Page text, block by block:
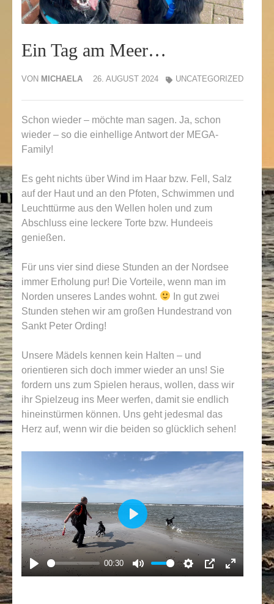
Ein Tag am Meer…
VON MICHAELA 26. AUGUST 2024 UNCATEGORIZED
Schon wieder – möchte man sagen. Ja, schon
wieder – so die einhellige Antwort der MEGA-
Family!
Es geht nichts über Wind im Haar bzw. Fell, Salz
auf der Haut und an den Pfoten, Schwimmen und
Leuchttürme aus den Wellen holen und zum
Abschluss eine leckere Torte bzw. Hundeeis
genießen.
Für uns vier sind diese Stunden an der Nordsee
immer Erholung pur! Die Vorteile, wenn man im
Norden unseres Landes wohnt.
In gut zwei
Stunden stehen wir am großen Hundestrand von
Sankt Peter Ording!
Unsere Mädels kennen kein Halten – und
orientieren sich doch immer wieder an uns! Sie
fordern uns zum Spielen heraus, wollen, dass wir
ihr Spielzeug ins Meer werfen, damit sie endlich
hineinstürmen können. Uns geht jedesmal das
Herz auf, wenn wir die beiden so glücklich sehen!
PLAY
00:30
MUTE SETTINGS
PIP ENTER
PLAY